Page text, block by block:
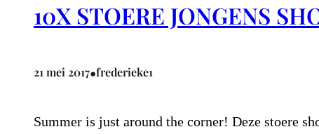
10X STOERE JONGENS
21 mei 2017•frederieke1
Summer is just around the corner! Deze stoere